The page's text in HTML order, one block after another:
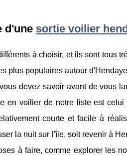
d'une sortie voilier
à choisir, et ils sont tous
plus populaires autour
devez savoir avant de vous
en voilier de notre liste est
courte et facile à
la nuit sur l'île, soit revenir à
à faire, comme explorer les